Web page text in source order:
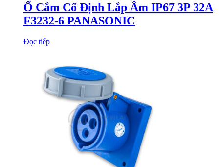
Ổ Cắm Cố Định Lắp Âm IP67 3P 32A
F3232-6 PANASONIC
Đọc tiếp